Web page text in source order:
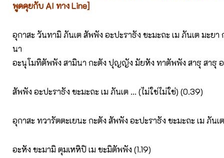
พูดคุยกับ AI ทาง Line]
อุกาสะ วันทามิ ภันเต สัพพัง อะปะราธัง ขะมะถะ เม ภันเต มะย
นา
อะนุโมทิตัพพัง สามินา กะตัง ปุญญัง มัยหัง ทาตัพพัง สาธุ สาธุ
สัพพัง อะปะราธัง ขะมะถะ เม ภันเต … (ไม่ใช่ไม่ใช่) (0.39)
อุกาสะ ทวารัตตะเยนะ กะตัง สัพพัง อะปะราธัง ขะมะถะ เม ภันเต
อะหัง ขะมามิ ตุมเหหิปิ เม ขะมิตัพพัง (1.19)